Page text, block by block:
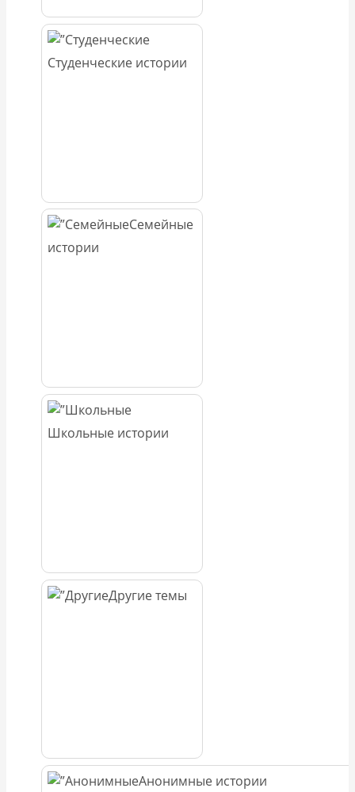
Студенческие истории
Семейные
истории
Школьные истории
Другие темы
Анонимные истории